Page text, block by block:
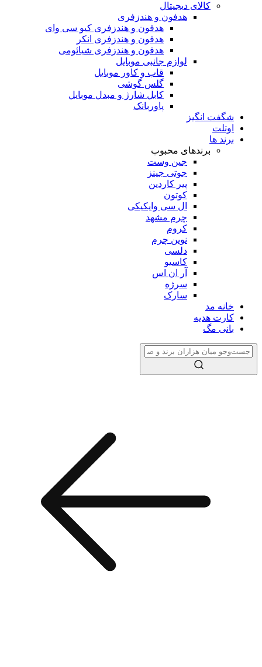
کالای دیجیتال
هدفون و هندزفری
هدفون و هندزفری کیو سی وای
هدفون و هندزفری انکر
هدفون و هندزفری شیائومی
لوازم جانبی موبایل
قاب و کاور موبایل
گلس گوشی
کابل شارژ و مبدل موبایل
پاوربانک
شگفت انگیز
اوتلت
برند ها
برندهای محبوب
جین وست
جوتی جینز
پیر کاردین
کوتون
ال سی وایکیکی
چرم مشهد
کروم
نوین چرم
دلسی
کاسیو
آر ان اس
سرژه
سارک
خانه مد
کارت هدیه
بانی مگ